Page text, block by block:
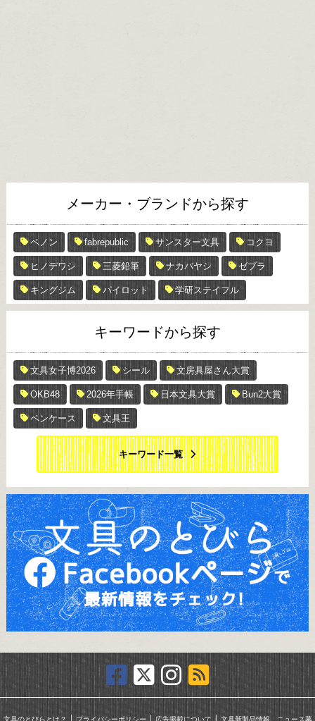
メーカー・ブランドから探す
ペノン fabrepublic サンスター文具 コクヨ
ヒノデワシ 三菱鉛筆 ナカバヤシ ゼブラ
キングジム パイロット 学研ステイフル
キーワードから探す
文具女子博2026 シール 文房具屋さん大賞
OKB48 2026年手帳 日本文具大賞 Bun2大賞
ペンケース 文具王
キーワード一覧
文具のとびらとは？ ｜ プライバシーポリシー｜ 広告掲載について ｜ 文具新製品情報、ニュース募